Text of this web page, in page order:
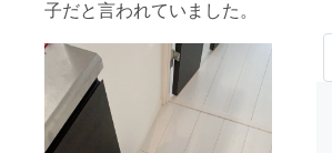
子だと言われていました。